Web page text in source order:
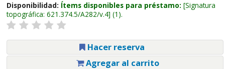
Disponibilidad: Ítems disponibles para préstamo: Signatura
topográfica: 621.374.5/A282/v.4 (1).
Hacer reserva
Agregar al carrito